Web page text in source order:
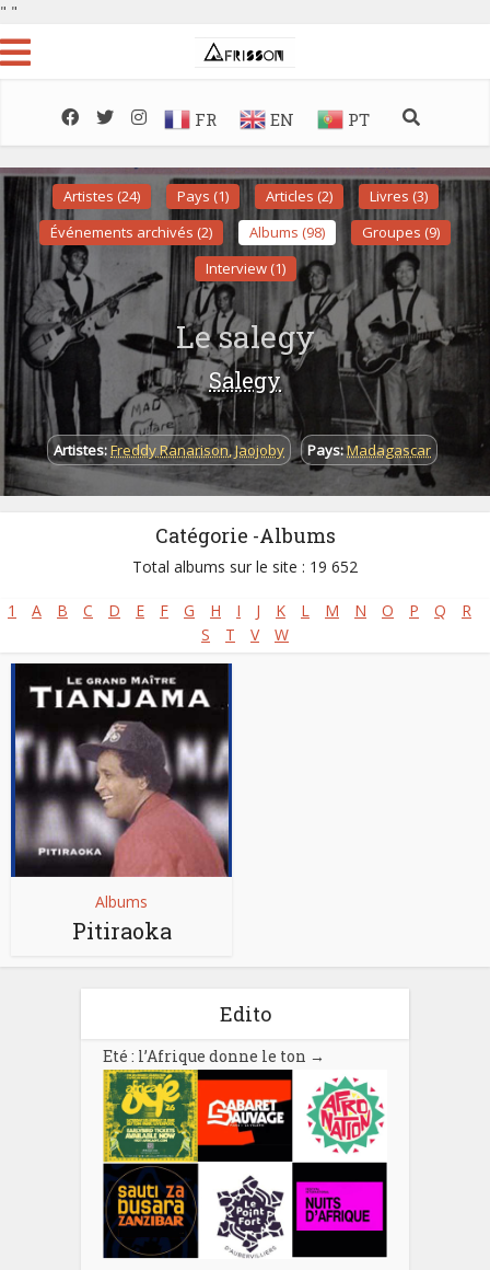
" "
FR EN PT
Artistes (24) Pays (1) Articles (2)
Livres (3)
Événements archivés (2)
Albums (98)
Groupes (9)
Interview (1)
Le salegy
Salegy
Artistes:Freddy Ranarison,Jaojoby Pays:Madagascar
Catégorie -Albums
Total albums sur le site : 19 652
1 A B C D E F G H I J K L M N O P Q
R
S
T V W
Albums
Pitiraoka
Edito
Eté : l’Afrique donne le ton →